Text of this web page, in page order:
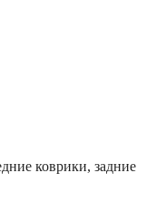
коврики, задние